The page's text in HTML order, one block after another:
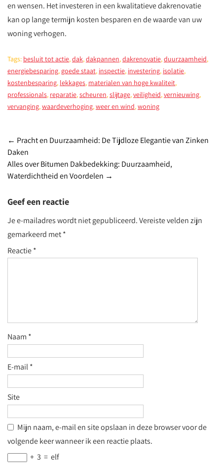
en wensen. Het investeren in een kwalitatieve dakrenovatie
kan op lange termijn kosten besparen en de waarde van uw
woning verhogen.
Tags: besluit tot actie,dak,dakpannen,dakrenovatie,duurzaamheid,
energiebesparing, goede staat, inspectie, investering, isolatie,
kostenbesparing, lekkages, materialen van hoge kwaliteit,
professionals, reparatie,scheuren,slijtage,veiligheid,vernieuwing,
vervanging,waardeverhoging,weer en wind,woning
Post
navigation
← Pracht en Duurzaamheid: De Tijdloze Elegantie van Zinken
Daken
Alles over Bitumen Dakbedekking: Duurzaamheid,
Waterdichtheid en Voordelen →
Geef een reactie
Je e-mailadres wordt niet gepubliceerd.Vereiste velden zijn
gemarkeerd met*
Reactie*
Naam *
E-mail*
Site
Mijn naam, e-mail en site opslaan in deze browser voor de
volgende keer wanneer ik een reactie plaats.
+ 3 = elf